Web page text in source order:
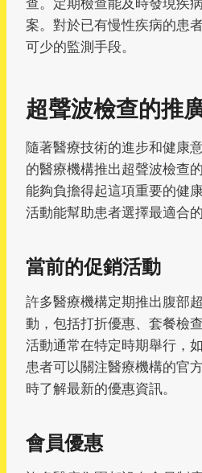
案。對於已有慢性疾病的患
可少的監測手段。
超聲波檢查的推
隨著醫療技術的進步和健康
的醫療機構推出超聲波檢查
能夠負擔得起這項重要的健
活動能幫助患者選擇最適合的
當前的促銷活動
許多醫療機構定期推出腹部
動，包括打折優惠、套餐檢
活動通常在特定時期舉行，
患者可以關注醫療機構的官
時了解最新的優惠資訊。
會員優惠